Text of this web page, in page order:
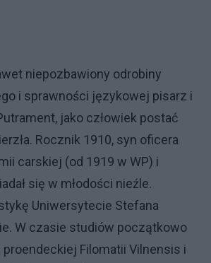
niepozbawiony odrobiny
i sprawności językowej pisarz i
jako człowiek postać
Rocznik 1910, syn oficera
carskiej (od 1919 w WP) i
się w młodości nieźle.
Uniwersytecie Stefana
W czasie studiów początkowo
proendeckiej Filomatii Vilnensis i